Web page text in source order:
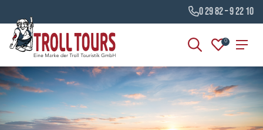
0 29 82 – 9 22 10
0